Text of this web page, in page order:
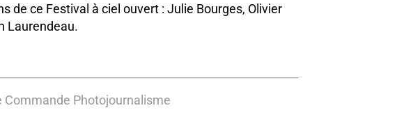
de ce Festival à ciel ouvert : Julie Bourges, Olivier
Laurendeau.
Commande Photojournalisme